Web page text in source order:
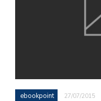
ebookpoint 27/07/2015